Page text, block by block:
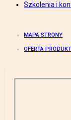
Szkolenia i
MAPA STRONY
OFERTA